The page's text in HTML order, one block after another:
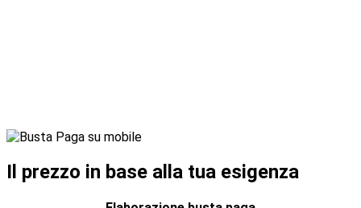
Il prezzo in base alla tua esigenza